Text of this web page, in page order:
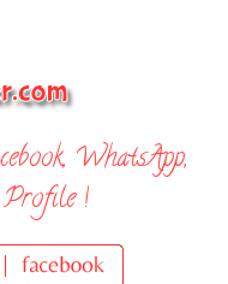
WhatsApp,
Profile !